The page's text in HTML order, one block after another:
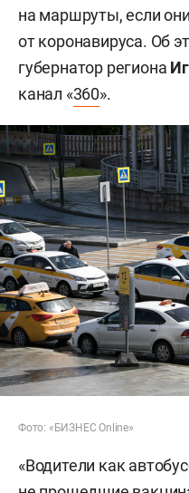
на маршруты, если
от коронавируса. Об
губернатор региона
канал «360».
Фото: «БИЗНЕС Online»
«Водители как